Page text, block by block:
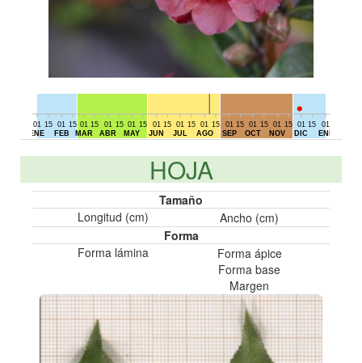
01
ENE
15
01
FEB
15 01
MAR
15
01
ABR
15 01
MAY
15
01
JUN
15
01
JUL
15
01
AGO
15
01
SEP
15
01
OCT
15
01
NOV
15 01
DIC
15
01
ENE
HOJA
Tamaño
Longitud (cm)
Ancho (cm)
Forma
Forma lámina
Forma ápice
Forma base
Margen